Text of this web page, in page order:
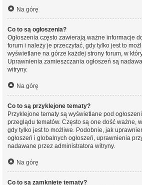
Na górę
Co to są ogłoszenia?
Ogłoszenia często zawierają ważne informacje
forum i należy je przeczytać, gdy tylko jest to
wyświetlane na górze każdej strony forum, w
Uprawnienia zamieszczania ogłoszeń są
witryny.
Na górę
Co to są przyklejone tematy?
Przyklejone tematy są wyświetlane pod
przeglądu tematów. Często są one dość ważne,
gdy tylko jest to możliwe. Podobnie, jak
ogłoszeń i globalnych ogłoszeń, uprawnienia
nadawane przez administratora witryny.
Na górę
Co to są zamknięte tematy?